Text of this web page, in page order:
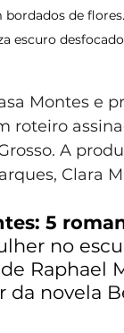
bordados de
escuro
Montes e
roteiro
A
Clara
5
no
da novela